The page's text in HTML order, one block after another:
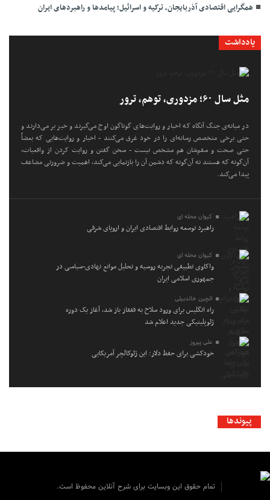
همگرایی اقتصادی آذربایجان، ترکیه و اسرائیل؛ پیامدها و راهبردهای ایران
یادداشت
مثل سال ۶۰؛ مزدوری، توهم، ترور
در میانه‌ی جنگ آنگاه که اخبار و روایت‌های گوناگون اوج می‌گیرند و خیز بر می‌دارند و
حتی برخی متخصص رسانه‌ای را در خود غرق می‌کنند - اخبار و روایت‌هایی که بعضاً
حتی صحت و سقم‌شان هم مشخص نیست - سخن گفتن و روایت کردن از واقعیات،
آن‌گونه که هستند نه آن‌گونه که دشمن آن را بازنمایی می‌کند، اهمیت و ضرورتی مضاعف
پیدا می‌کند.
کیوان محله ای
راهبرد توسعه روابط اقتصادی ایران و اروپای شرقی
کیوان محله ای
واکاوی تطبیقی تجربه روسیه و تحلیل موانع نهادی-سیاسی در
جمهوری اسلامی ایران
الچین خالدبیلی
راه انگلیس برای ورود سلاح به قفقاز باز شد، آغاز یک دوره
ژئوپلیتیکی جدید اعلام شد
علی پیروز
خودکشی برای حفظ دلار: این ژئوکالچر آمریکایی
پیوندها
تمام حقوق این وبسایت برای شرح آنلاین محفوظ است.